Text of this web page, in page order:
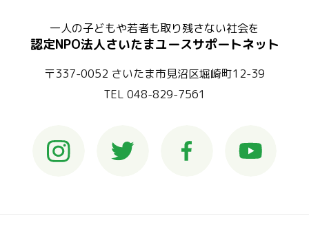
一人の子どもや若者も取り残さない社会を
認定NPO法人さいたまユースサポートネット
〒337-0052 さいたま市見沼区堀崎町12-39
TEL 048-829-7561